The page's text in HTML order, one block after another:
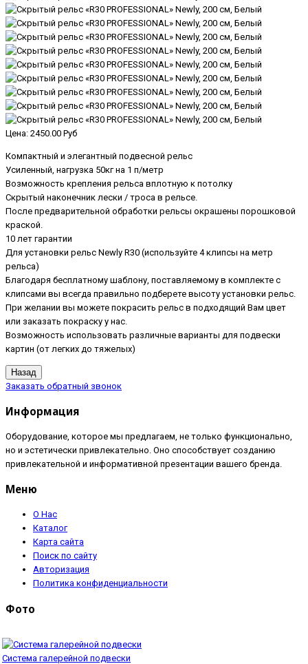
Цена: 2450.00 Руб
Компактный и элегантный подвесной рельс
Усиленный, нагрузка 50кг на 1 п/метр
Возможность крепления рельса вплотную к потолку
Скрытый наконечник лески / троса в рельсе.
После предварительной обработки рельсы окрашены порошковой
краской.
10 лет гарантии
Для установки рельс Newly R30 (используйте 4 клипсы на метр
рельса)
Благодаря бесплатному шаблону, поставляемому в комплекте с
клипсами вы всегда правильно подберете высоту установки рельс.
При желании вы можете покрасить рельс в подходящий Вам цвет
или заказать покраску у нас.
Возможность использовать различные варианты для подвески
картин (от легких до тяжелых)
Заказать обратный звонок
Информация
Оборудование, которое мы предлагаем, не только функционально,
но и эстетически привлекательно. Оно способствует созданию
привлекательной и информативной презентации вашего бренда.
Меню
О Нас
Каталог
Карта сайта
Поиск по сайту
Авторизация
Политика конфиденциальности
Фото
Система галерейной подвески